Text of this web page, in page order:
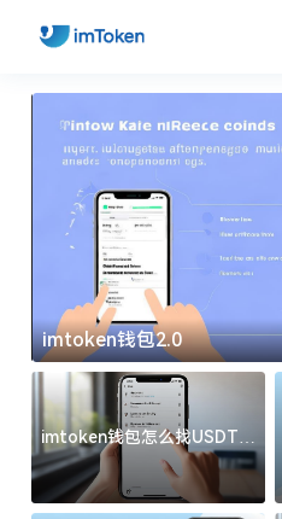
imtoken钱包2.0
imtoken钱包怎么找USDT地
址？三步搞定不踩坑